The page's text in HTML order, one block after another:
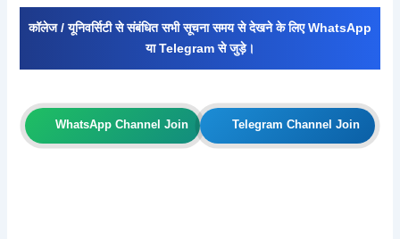
कॉलेज / यूनिवर्सिटी से संबंधित सभी सूचना समय से देखने के लिए WhatsApp
या Telegram से जुड़े।
WhatsApp Channel Join Telegram Channel Join